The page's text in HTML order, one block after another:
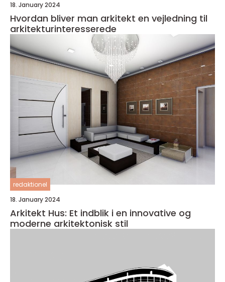
18. January 2024
Hvordan bliver man arkitekt en vejledning til
arkitekturinteresserede
redaktionel
18. January 2024
Arkitekt Hus: Et indblik i en innovative og
moderne arkitektonisk stil